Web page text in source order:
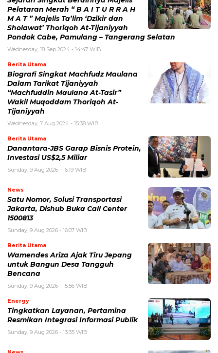
Pelataran Merah “ B A I T U R R A H
M A T ” Majelis Ta’lim ‘Dzikir dan
Sholawat’ Thoriqoh At-Tijaniyyah
Pondok Cabe, Pamulang – Tangerang Selatan
Wednesday, 18 Sep 2024 - 14:47 WIB
Berita Utama
Biografi Singkat Machfudz Maulana
Dalam Tarikat Tijaniyyah
“Machfuddin Maulana At-Tasir”
Wakil Muqoddam Thoriqoh At-
Tijaniyyah
Wednesday, 7 Aug 2024 - 15:38 WIB
Berita Utama
Danantara-JBS Garap Bisnis Protein,
Investasi US$2,5 Miliar
Sunday, 9 Aug 2026 - 16:19 WIB
News
Satu Nomor, Solusi Transportasi
Jakarta, Dishub Buka Call Center
1500813
Sunday, 9 Aug 2026 - 16:07 WIB
Berita Utama
Wamendes Ariza Ajak Tiru Jepang
untuk Bangun Desa Tangguh
Bencana
Sunday, 9 Aug 2026 - 15:56 WIB
Energy
Tingkatkan Layanan, Pertamina
Resmikan Integrasi Informasi Publik
Sunday, 9 Aug 2026 - 13:35 WIB